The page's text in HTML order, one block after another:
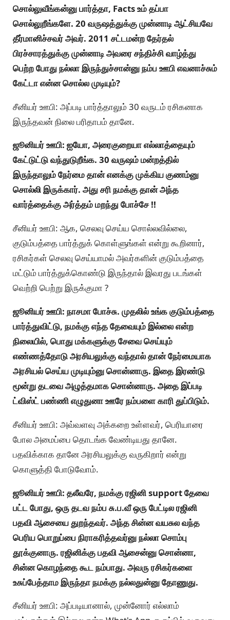
சொல்லுவீங்கன்னு பார்த்தா, Facts உம் தப்பா
சொல்லுறீங்களே. 20 வருஷத்துக்கு முன்னாடி ஆட்சியவே
தீர்மானிச்சவர் அவர். 2011 சட்டமன்ற தேர்தல்
பிரச்சாரத்துக்கு முன்னாடி அவரை சந்திச்சி வாழ்த்து
பெற்ற போது நல்லா இருந்துச்சான்னு நம்ப ஊபி எவனாச்சும்
கேட்டா என்ன சொல்ல முடியும்?
சீனியர் ஊபி: அப்படி பார்த்தாலும் 30 வருடம் ரசிகனாக
இருந்தவன் நிலை பரிதாபம் தானே.
ஜூனியர் ஊபி: ஐயோ, அரைகுறையா எல்லாத்தையும்
கேட்டுட்டு வந்துடுறீங்க. 30 வருஷம் மன்றத்தில்
இருந்தாலும் நேர்மை தான் எனக்கு முக்கிய குணம்னு
சொல்லி இருக்கார். அது சரி நமக்கு தான் அந்த
வார்த்தைக்கு அர்த்தம் மறந்து போச்சே !!
சீனியர் ஊபி: ஆக, செலவு செய்ய சொல்லவில்லை,
குடும்பத்தை பார்த்துக் கொள்ளுங்கள் என்று கூறினார்,
ரசிகர்கள் செலவு செய்யாமல் அவர்களின் குடும்பத்தை
மட்டும் பார்த்துக்கொண்டு இருந்தால் இவரது படங்கள்
வெற்றி பெற்று இருக்குமா ?
ஜூனியர் ஊபி: நாசமா போச்சு. முதலில் உங்க குடும்பத்தை
பார்த்துவிட்டு, நமக்கு எந்த தேவையும் இல்லை என்ற
நிலையில், பொது மக்களுக்கு சேவை செய்யும்
எண்ணத்தோடு அரசியலுக்கு வந்தால் தான் நேர்மையாக
அரசியல் செய்ய முடியும்னு சொன்னாரு. இதை இரண்டு
மூன்று தடவை அழுத்தமாக சொன்னாரு. அதை இப்படி
ட்விஸ்ட் பண்ணி எழுதுனா ஊரே நம்பளை காரி துப்பிடும்.
சீனியர் ஊபி: அவ்வளவு அக்கறை உள்ளவர், பெரியாரை
போல அமைப்பை தொடங்க வேண்டியது தானே.
பதவிக்காக தானே அரசியலுக்கு வருகிறார் என்று
கொளுத்தி போடுவோம்.
ஜூனியர் ஊபி: தலீவரே, நமக்கு ரஜினி support தேவை
பட்ட போது, ஒரு தடவ நம்ப சு.ப.வீ ஒரு பேட்டில ரஜினி
பதவி ஆசையை துறந்தவர். அந்த சின்ன வயசுல வந்த
பெரிய பொறுப்பை நிராகரித்தவர்னு நல்லா சொம்பு
தூக்குனாரு. ரஜினிக்கு பதவி ஆசைன்னு சொன்னா,
சின்ன கொழந்தை கூட நம்பாது. அவரு ரசிகர்களை
உசுப்பேத்தாம இருந்தா நமக்கு நல்லதுன்னு தோணுது.
சீனியர் ஊபி: அப்படியானால், முன்னோர் எல்லாம்